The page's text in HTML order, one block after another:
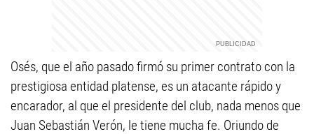
Osés, que el año pasado firmó su primer contrato con la
prestigiosa entidad platense, es un atacante rápido y
encarador, al que el presidente del club, nada menos que
Juan Sebastián Verón, le tiene mucha fe. Oriundo de